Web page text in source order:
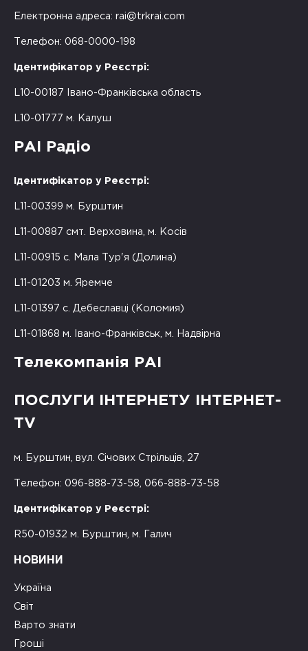
Електронна адреса: rai@trkrai.com
Телефон: 068-0000-198
Ідентифікатор у Реєстрі:
L10-00187 Івано-Франківська область
L10-01777 м. Калуш
РАІ Радіо
Ідентифікатор у Реєстрі:
L11-00399 м. Бурштин
L11-00887 смт. Верховина, м. Косів
L11-00915 с. Мала Тур'я (Долина)
L11-01203 м. Яремче
L11-01397 с. Дебеславці (Коломия)
L11-01868 м. Івано-Франківськ, м. Надвірна
Телекомпанія РАІ
ПОСЛУГИ ІНТЕРНЕТУ ІНТЕРНЕТ-
TV
м. Бурштин, вул. Січових Стрільців, 27
Телефон: 096-888-73-58, 066-888-73-58
Ідентифікатор у Реєстрі:
R50-01932 м. Бурштин, м. Галич
НОВИНИ
Україна
Світ
Варто знати
Гроші